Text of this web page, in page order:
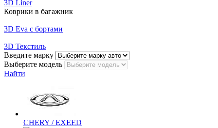
3D Liner
Коврики в багажник
3D Eva с бортами
3D Текстиль
Введите марку
Выберите модель
Найти
CHERY / EXEED